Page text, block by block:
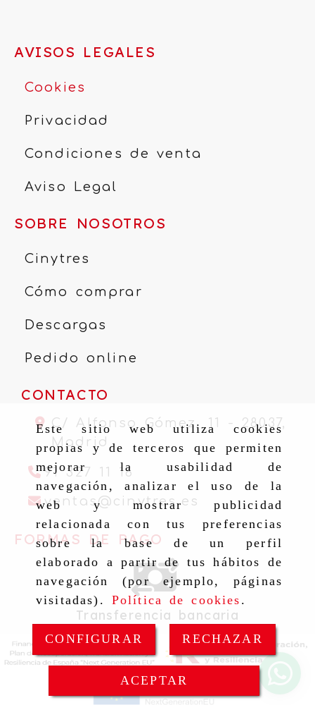
Este sitio web utiliza cookies
propias y de terceros que permiten
mejorar la usabilidad de
navegación, analizar el uso de la
web y mostrar publicidad
relacionada con tus preferencias
sobre la base de un perfil
elaborado a partir de tus hábitos de
navegación (por ejemplo, páginas
visitadas). Política de cookies .
CONFIGURAR RECHAZAR
ACEPTAR
AVISOS LEGALES
Cookies
Privacidad
Condiciones de venta
Aviso Legal
SOBRE NOSOTROS
Cinytres
Cómo comprar
Descargas
Pedido online
CONTACTO
C/ Alfonso Gómez, 11 - 28037,
Madrid
91 327 11 16
ventas cinytres.es ventas
FORMAS DE PAGO
Transferencia bancaria